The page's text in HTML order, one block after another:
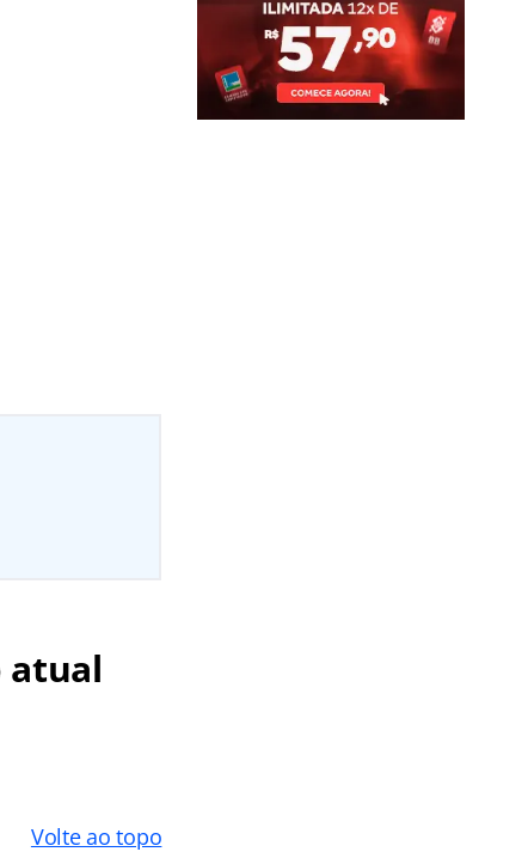
atual
Volte ao topo